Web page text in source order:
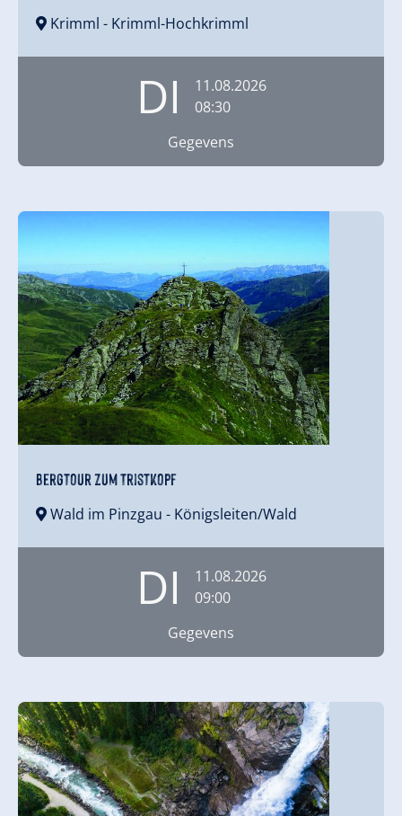
Krimml - Krimml-Hochkrimml
DI
11.08.2026
08:30
Gegevens
Bergtour zum Tristkopf
Wald im Pinzgau - Königsleiten/Wald
DI
11.08.2026
09:00
Gegevens